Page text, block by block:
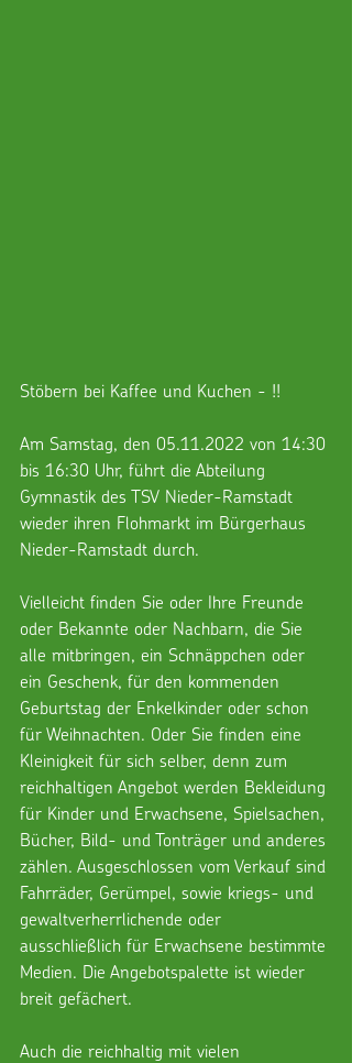
Stöbern bei Kaffee und Kuchen - !!
Am Samstag, den 05.11.2022 von 14:30
bis 16:30 Uhr, führt die Abteilung
Gymnastik des TSV Nieder-Ramstadt
wieder ihren Flohmarkt im Bürgerhaus
Nieder-Ramstadt durch.
Vielleicht finden Sie oder Ihre Freunde
oder Bekannte oder Nachbarn, die Sie
alle mitbringen, ein Schnäppchen oder
ein Geschenk, für den kommenden
Geburtstag der Enkelkinder oder schon
für Weihnachten. Oder Sie finden eine
Kleinigkeit für sich selber, denn zum
reichhaltigen Angebot werden Bekleidung
für Kinder und Erwachsene, Spielsachen,
Bücher, Bild- und Tonträger und anderes
zählen. Ausgeschlossen vom Verkauf sind
Fahrräder, Gerümpel, sowie kriegs- und
gewaltverherrlichende oder
ausschließlich für Erwachsene bestimmte
Medien. Die Angebotspalette ist wieder
breit gefächert.
Auch die reichhaltig mit vielen